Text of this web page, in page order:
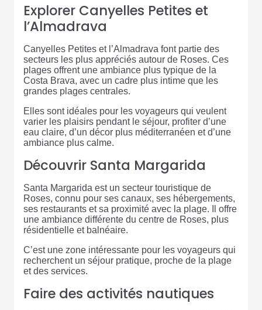
Explorer Canyelles Petites et
l’Almadrava
Canyelles Petites et l’Almadrava font partie des
secteurs les plus appréciés autour de Roses. Ces
plages offrent une ambiance plus typique de la
Costa Brava, avec un cadre plus intime que les
grandes plages centrales.
Elles sont idéales pour les voyageurs qui veulent
varier les plaisirs pendant le séjour, profiter d’une
eau claire, d’un décor plus méditerranéen et d’une
ambiance plus calme.
Découvrir Santa Margarida
Santa Margarida est un secteur touristique de
Roses, connu pour ses canaux, ses hébergements,
ses restaurants et sa proximité avec la plage. Il offre
une ambiance différente du centre de Roses, plus
résidentielle et balnéaire.
C’est une zone intéressante pour les voyageurs qui
recherchent un séjour pratique, proche de la plage
et des services.
Faire des activités nautiques